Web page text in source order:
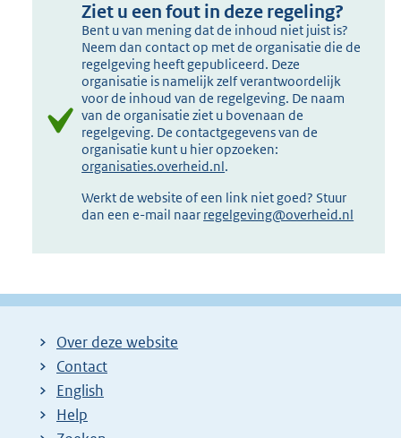
Ziet u een fout in deze regeling?
Bent u van mening dat de inhoud niet juist is?
Neem dan contact op met de organisatie die de
regelgeving heeft gepubliceerd. Deze
organisatie is namelijk zelf verantwoordelijk
voor de inhoud van de regelgeving. De naam
van de organisatie ziet u bovenaan de
regelgeving. De contactgegevens van de
organisatie kunt u hier opzoeken:
organisaties.overheid.nl.
Werkt de website of een link niet goed? Stuur
dan een e-mail naar regelgeving@overheid.nl
Over deze website
Contact
English
Help